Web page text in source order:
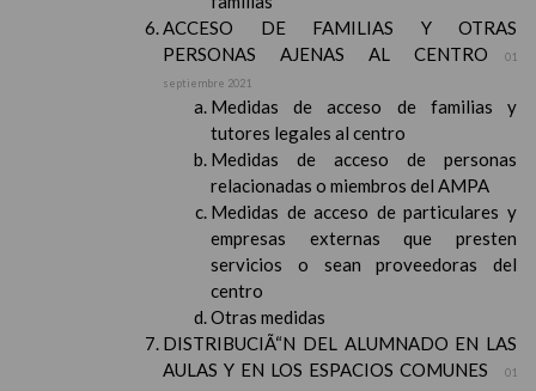
ACCESO DE FAMILIAS Y OTRAS
PERSONAS AJENAS AL CENTRO
01
septiembre 2021
Medidas de acceso de familias y
tutores legales al centro
Medidas de acceso de personas
relacionadas o miembros del AMPA
Medidas de acceso de particulares y
empresas externas que presten
servicios o sean proveedoras del
centro
Otras medidas
DISTRIBUCIÃ“N DEL ALUMNADO EN LAS
AULAS Y EN LOS ESPACIOS COMUNES
01